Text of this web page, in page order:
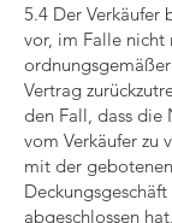
5.4 Der Verkäufer
vor, im Falle
Vertrag
den Fall, dass
vom Verkäufer zu
mit der
abgeschlossen